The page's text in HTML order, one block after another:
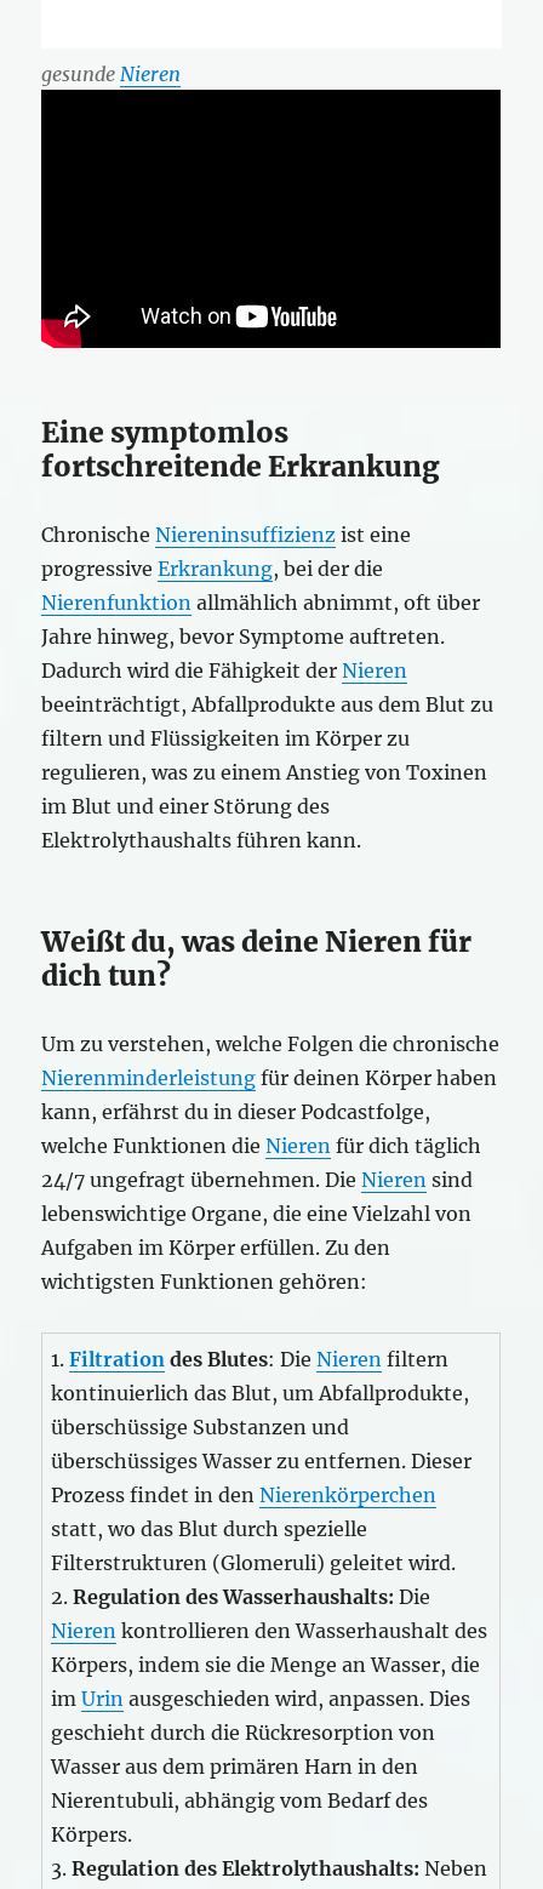
gesunde Nieren
Eine symptomlos
fortschreitende Erkrankung
ChronischeNiereninsuffizienz ist eine
progressiveErkrankung, bei der die
Nierenfunktion allmählich abnimmt, oft über
Jahre hinweg, bevor Symptome auftreten.
Dadurch wird die Fähigkeit derNieren
beeinträchtigt, Abfallprodukte aus dem Blut zu
filtern und Flüssigkeiten im Körper zu
regulieren, was zu einem Anstieg von Toxinen
im Blut und einer Störung des
Elektrolythaushalts führen kann.
Weißt du, was deine Nieren für
dich tun?
Um zu verstehen, welche Folgen die chronische
Nierenminderleistung für deinen Körper haben
kann, erfährst du in dieser Podcastfolge,
welche Funktionen dieNieren für dich täglich
24/7 ungefragt übernehmen. DieNieren sind
lebenswichtige Organe, die eine Vielzahl von
Aufgaben im Körper erfüllen. Zu den
wichtigsten Funktionen gehören:
1.Filtration des Blutes: DieNieren filtern
kontinuierlich das Blut, um Abfallprodukte,
überschüssige Substanzen und
überschüssiges Wasser zu entfernen. Dieser
Prozess findet in denNierenkörperchen
statt, wo das Blut durch spezielle
Filterstrukturen (Glomeruli) geleitet wird.
2.Regulation des Wasserhaushalts: Die
Nieren kontrollieren den Wasserhaushalt des
Körpers, indem sie die Menge an Wasser, die
imUrin ausgeschieden wird, anpassen. Dies
geschieht durch die Rückresorption von
Wasser aus dem primären Harn in den
Nierentubuli, abhängig vom Bedarf des
Körpers.
3.Regulation des Elektrolythaushalts: Neben